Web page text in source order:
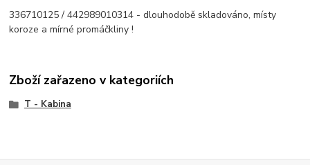
336710125 / 442989010314 - dlouhodobě skladováno, místy
koroze a mírné promáčkliny !
Zboží zařazeno v kategoriích
T - Kabina